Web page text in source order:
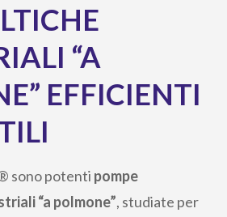
“A
EFFICIENTI
sono potenti pompe
“a polmone”, studiate per